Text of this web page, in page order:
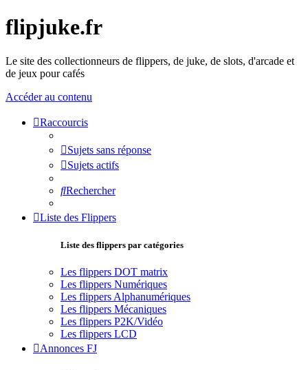
flipjuke.fr
Le site des collectionneurs de flippers, de juke, de slots, d'arcade et
de jeux pour cafés
Accéder au contenu
Raccourcis
Sujets sans réponse
Sujets actifs
Rechercher
Liste des Flippers
Liste des flippers par catégories
Les flippers DOT matrix
Les flippers Numériques
Les flippers Alphanumériques
Les flippers Mécaniques
Les flippers P2K/Vidéo
Les flippers LCD
Annonces FJ